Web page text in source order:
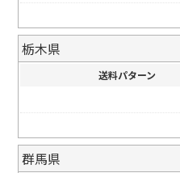
栃木県
送料パターン
群馬県